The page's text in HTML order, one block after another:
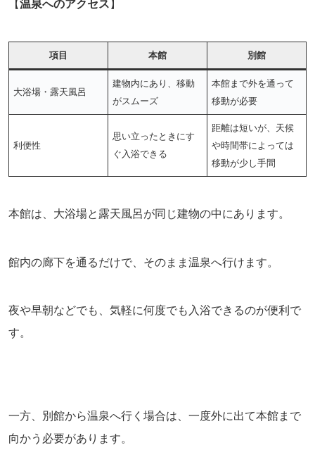
【温泉へのアクセス 】
項目 本館 別館
大浴場・露天風呂
建物内にあり、移動
がスムーズ
本館まで外を通って
移動が必要
利便性
思い立ったときにす
ぐ入浴できる
距離は短いが、天候
や時間帯によっては
移動が少し手間
本館は、大浴場と露天風呂が同じ建物の中にあります。
館内の廊下を通るだけで、そのまま温泉へ行けます。
夜や早朝などでも、気軽に何度でも入浴できるのが便利で
す。
一方、別館から温泉へ行く場合は、一度外に出て本館まで
向かう必要があります。